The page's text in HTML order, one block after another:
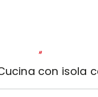
"
con isola